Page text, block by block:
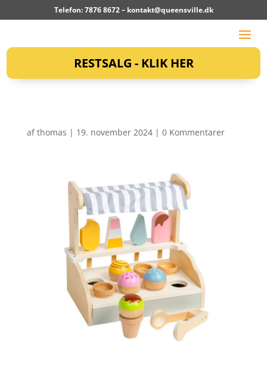
Telefon: 7876 8672 – kontakt@queensville.dk
RESTSALG - KLIK HER
afthomas | 19. november 2024| 0 Kommentarer